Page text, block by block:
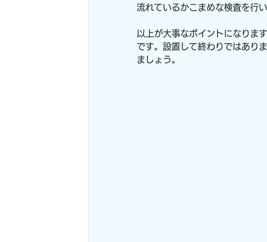
流れているかこまめな検査を行い
以上が大事なポイントになりま
です。設置して終わりではあり
ましょう。